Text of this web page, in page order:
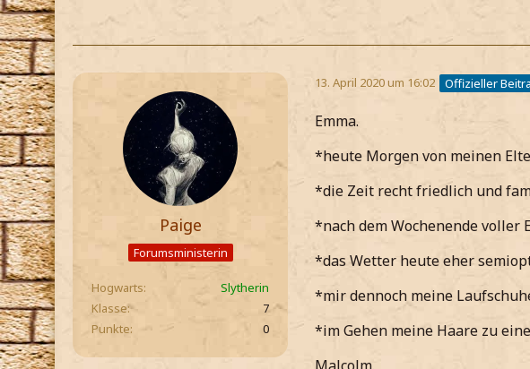
Paige
Forumsministerin
Hogwarts
Slytherin
Klasse
7
Punkte
0
13. April 2020 um 16:02 Offizieller
Emma.
*heute Morgen von meinen
*die Zeit recht friedlich und
*nach dem Wochenende voller
*das Wetter heute eher
*mir dennoch meine
*im Gehen meine Haare zu